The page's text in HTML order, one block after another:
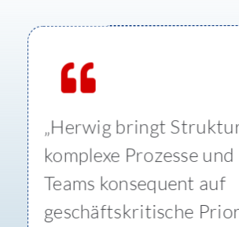
„Herwig bringt
komplexe Prozesse
Teams konsequent auf
geschäftskritische